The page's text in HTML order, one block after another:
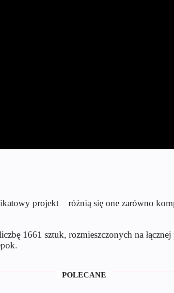
projekt – różnią się one zarówno
1661 sztuk, rozmieszczonych na
POLECANE